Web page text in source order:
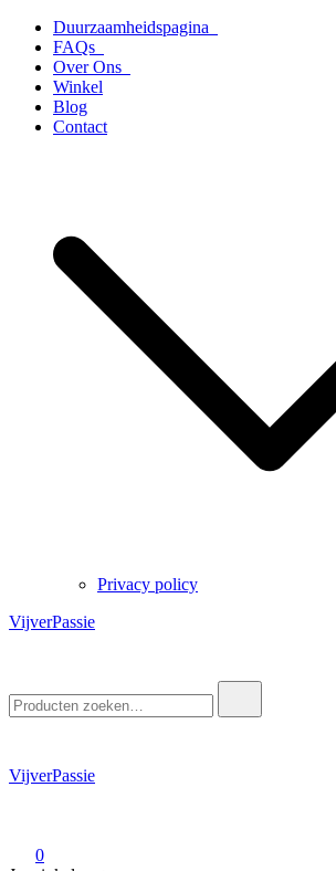
naar
inhoud
Duurzaamheidspagina
FAQs
Over Ons
Winkel
Blog
Contact
Privacy policy
VijverPassie
naar:
VijverPassie
0